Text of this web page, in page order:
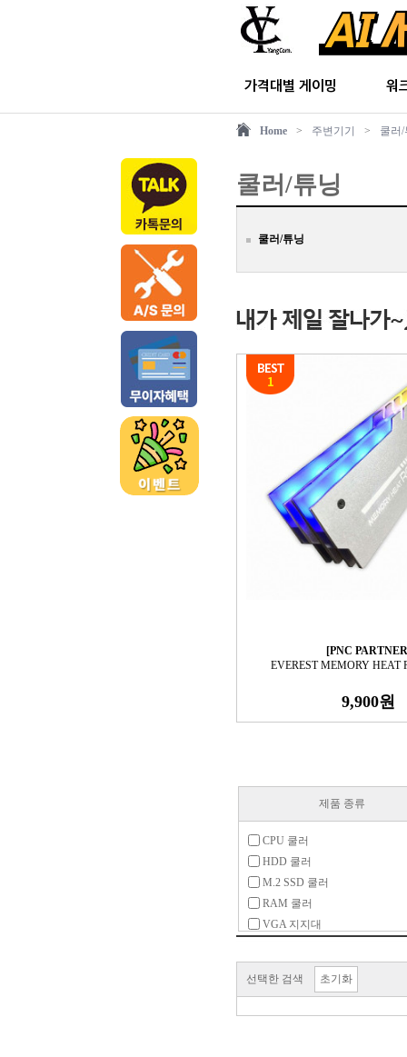
가격대별 게이밍 워
Home > 주변기기 > 쿨러
쿨러/튜닝
쿨러/튜닝
[PNC
EVEREST MEMORY HEAT
9,900원
제품 종류
CPU 쿨러
HDD 쿨러
M.2 SSD 쿨러
RAM 쿨러
VGA 지지대
가이드
방열판
선택한 검색 초기화